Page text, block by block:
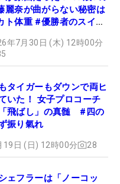
麗奈が曲がらない秘密は
ト体重 #優勝者のスイン
年7月30日 (木) 12時00分
タイガーもダウンで両ヒ
いた！ 女子プロコーチ
飛ばし」の真髄 #四の
振り氣れ
19日 (日) 12時00分 28
ェフラーは「ノーコッ